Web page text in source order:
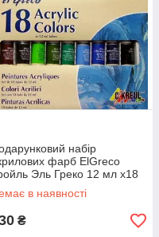
щодня в робочі
набір
фарб ElGreco
Эль Греко 12 мл х18
в наявності
₴